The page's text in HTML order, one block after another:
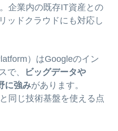
企業内の既存IT資産との
ッドクラウドにも対応し
）はGoogleのイン
で、
ビッグデータや
に強みがあります。
同じ技術基盤を使える点